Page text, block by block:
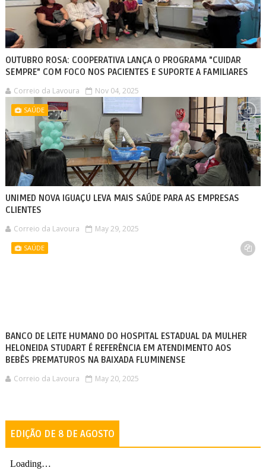
OUTUBRO ROSA: COOPERATIVA LANÇA O PROGRAMA "CUIDAR
SEMPRE" COM FOCO NOS PACIENTES E SUPORTE A FAMILIARES
Correio da Lavoura Nov 04, 2025
SAÚDE
UNIMED NOVA IGUAÇU LEVA MAIS SAÚDE PARA AS EMPRESAS
CLIENTES
Correio da Lavoura May 29, 2025
SAÚDE
BANCO DE LEITE HUMANO DO HOSPITAL ESTADUAL DA MULHER
HELONEIDA STUDART É REFERÊNCIA EM ATENDIMENTO AOS
BEBÊS PREMATUROS NA BAIXADA FLUMINENSE
Correio da Lavoura May 20, 2025
EDIÇÃO DE 8 DE AGOSTO